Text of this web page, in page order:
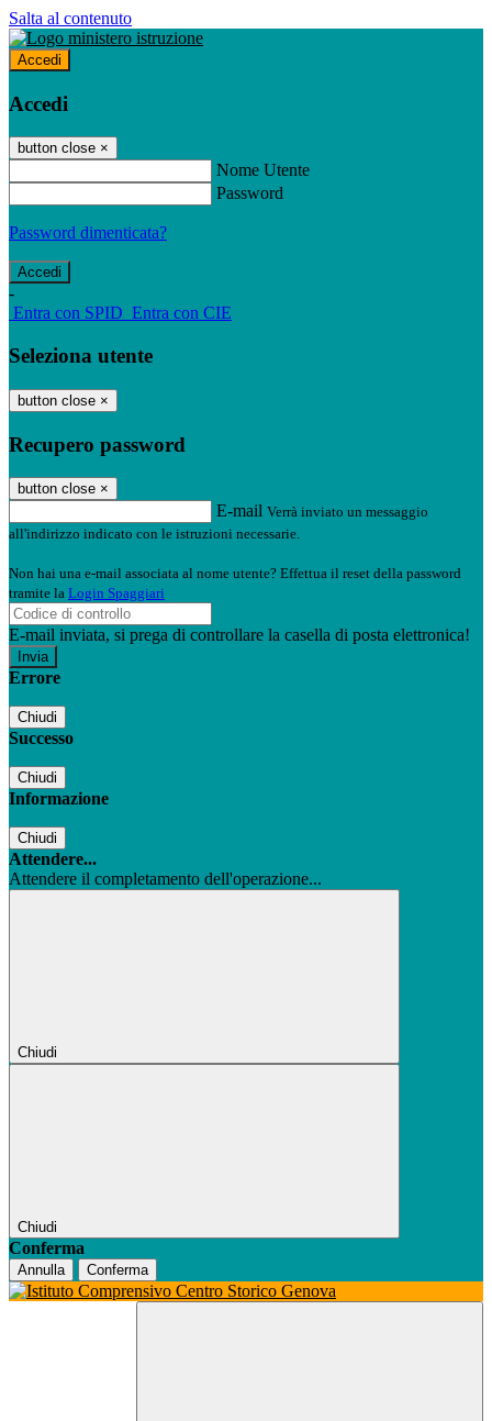
Salta al contenuto
Accedi
Accedi
button close ×
Nome Utente
Password
Password dimenticata?
-
Entra con SPID Entra con CIE
Seleziona utente
button close ×
Recupero password
button close ×
E-mail Verrà inviato un messaggio
all'indirizzo indicato con le istruzioni necessarie.
Non hai una e-mail associata al nome utente? Effettua il reset della password
tramite la Login Spaggiari
E-mail inviata, si prega di controllare la casella di posta elettronica!
Errore
Chiudi
Successo
Chiudi
Informazione
Chiudi
Attendere...
Attendere il completamento dell'operazione...
Chiudi
Chiudi
Conferma
Annulla Conferma